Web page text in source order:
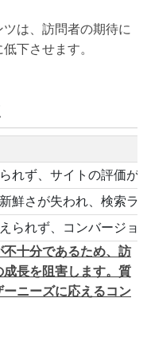
は、訪問者の期待に
下させます。
れず、サイトの評価が
鮮さが失われ、検索ラ
られず、コンバージョ
十分であるため、訪
長を阻害します。質
ニーズに応えるコン